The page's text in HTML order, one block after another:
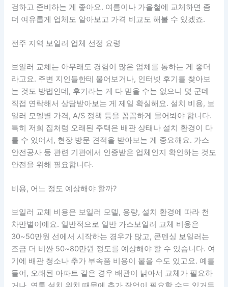
검하고 준비하는 게 좋아요. 여름이나 가을철에 교체하면 좀
더 여유롭게 업체도 알아보고 가격 비교도 해볼 수 있겠죠.
전주 지역 보일러 업체 선정 요령
보일러 교체는 아무래도 경험이 많은 업체를 통하는 게 좋더
라고요. 주변 지인들한테 물어보거나, 인터넷 후기를 찾아보
는 것도 방법인데, 후기라는 게 다 믿을 수는 없으니 몇 군데
직접 연락해서 상담받아보는 게 제일 확실해요. 설치 비용, 보
일러 모델별 가격, A/S 정책 등을 꼼꼼하게 물어봐야 합니다.
특히 저희 집처럼 오래된 주택은 배관 상태나 설치 환경이 다
를 수 있어서, 현장 방문 견적을 받아보는 게 중요해요. 가스
안전공사 등 관련 기관에서 인증받은 업체인지 확인하는 것도
안전을 위해 필요합니다.
비용, 어느 정도 예상해야 할까?
보일러 교체 비용은 보일러 모델, 용량, 설치 환경에 따라 천
차만별이에요. 일반적으로 일반 가스보일러 교체 비용은
30~50만원 선에서 시작하는 경우가 많고, 콘덴싱 보일러는
조금 더 비싼 50~80만원 정도를 예상해야 할 수 있습니다. 여
기에 배관 청소나 추가 부속품 비용이 붙을 수도 있고요. 예를
들어, 오래된 아파트 같은 경우 배관이 낡아서 교체가 필요하